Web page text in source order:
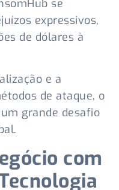
se
expressivos,
de dólares à
e a
de ataque, o
grande desafio
com